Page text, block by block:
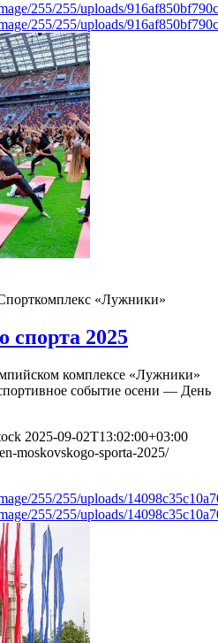
255/255/uploads/
255/255/uploads/
«Лужники»
спорта 2025
комплексе «Лужники»
событие осени — День
2025-09-02T13:02:00+03:00
moskovskogo-sporta-2025/
255/255/uploads/
255/255/uploads/